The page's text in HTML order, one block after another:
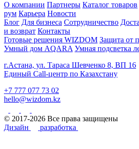
О компании Партнеры Каталог товаров
рум Карьера Новости
Блог Для бизнеса Сотрудничество
и возврат Контакты
Готовые решения WIZDOM Защита от
Умный дом AQARA Умная подсветка
г.Астана, ул. Тараса Шевченко 8, ВП 16
Единый Call-центр по Казахстану
+7 777 077 73 02
hello@wizdom.kz
© 2017-2026 Все права защищены
Дизайн
разработка